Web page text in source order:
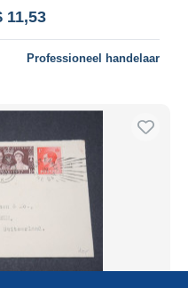
11,53
Professioneel handelaar